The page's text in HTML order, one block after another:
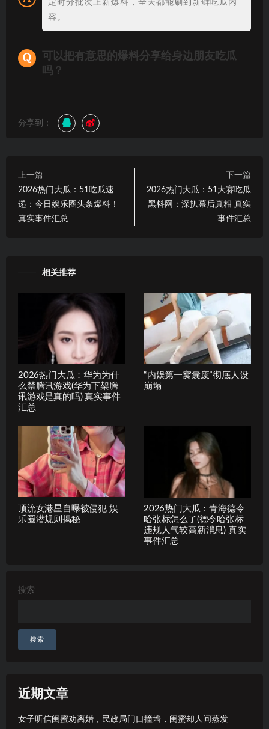
定时分批次上新爆料，全天都能刷到新鲜吃瓜内
容。
可以把有意思的爆料分享给身边朋友吃瓜
吗？
分享到：
上一篇
2026热门大瓜：51吃瓜速
递：今日娱乐圈头条爆料！
真实事件汇总
下一篇
2026热门大瓜：51大赛吃瓜
黑料网：深扒幕后真相 真实
事件汇总
相关推荐
2026热门大瓜：华为为什
么禁腾讯游戏(华为下架腾
讯游戏是真的吗) 真实事件
汇总
“内娱第一窝囊废”彻底人设
崩塌
顶流女港星自曝被侵犯 娱
乐圈潜规则揭秘
2026热门大瓜：青海德令
哈张标怎么了(德令哈张标
违规人气较高新消息) 真实
事件汇总
搜索
搜索
近期文章
女子听信闺蜜劝离婚，民政局门口撞墙，闺蜜却人间蒸发